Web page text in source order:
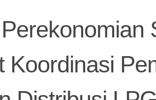
Koordinasi